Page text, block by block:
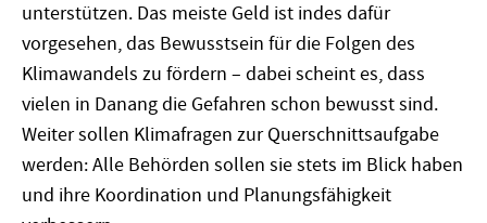
unterstützen. Das meiste Geld ist indes dafür
vorgesehen, das Bewusstsein für die Folgen des
Klimawandels zu fördern – dabei scheint es, dass
vielen in Danang die Gefahren schon bewusst sind.
Weiter sollen Klimafragen zur Querschnittsaufgabe
werden: Alle Behörden sollen sie stets im Blick haben
und ihre Koordination und Planungsfähigkeit